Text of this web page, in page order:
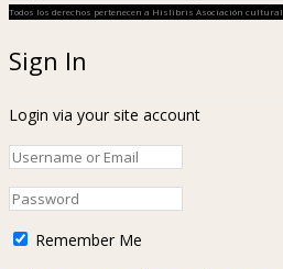
Todos los derechos pertenecen a Hislibris Asociación cultural
Sign In
Login via your site account
Remember Me